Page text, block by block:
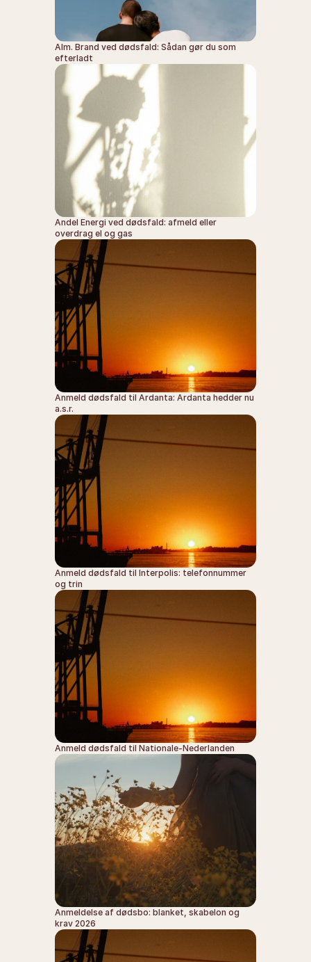
Alm. Brand ved dødsfald: Sådan gør du som
efterladt
Andel Energi ved dødsfald: afmeld eller
overdrag el og gas
Anmeld dødsfald til Ardanta: Ardanta hedder nu
a.s.r.
Anmeld dødsfald til Interpolis: telefonnummer
og trin
Anmeld dødsfald til Nationale-Nederlanden
Anmeldelse af dødsbo: blanket, skabelon og
krav 2026